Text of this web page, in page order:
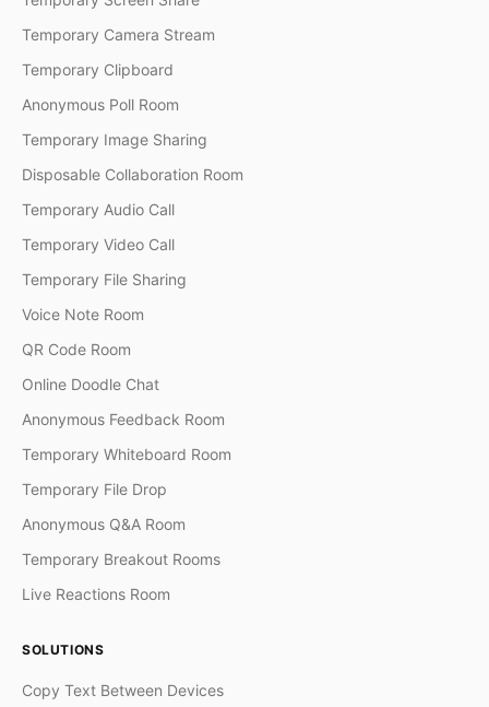
Temporary Camera Stream
Temporary Clipboard
Anonymous Poll Room
Temporary Image Sharing
Disposable Collaboration Room
Temporary Audio Call
Temporary Video Call
Temporary File Sharing
Voice Note Room
QR Code Room
Online Doodle Chat
Anonymous Feedback Room
Temporary Whiteboard Room
Temporary File Drop
Anonymous Q&A Room
Temporary Breakout Rooms
Live Reactions Room
SOLUTIONS
Copy Text Between Devices